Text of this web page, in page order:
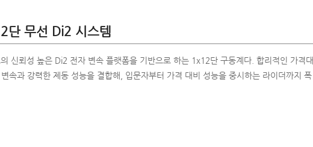
단 무선 Di2 시스템
신뢰성 높은 Di2 전자 변속 플랫폼을 기반으로 하는 1x12단 구동계다. 합리적인 가격대
속과 강력한 제동 성능을 결합해, 입문자부터 가격 대비 성능을 중시하는 라이더까지 폭